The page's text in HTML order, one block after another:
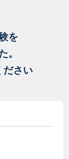
を
。
ださい